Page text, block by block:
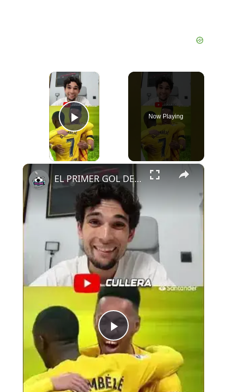
×
Play Video
Now Playing
×
Play
Video
EL PRIMER GOL DE AUBA CON EL DEPOR